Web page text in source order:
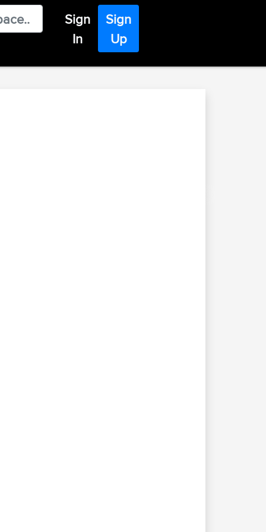
Sign
In
Sign
Up